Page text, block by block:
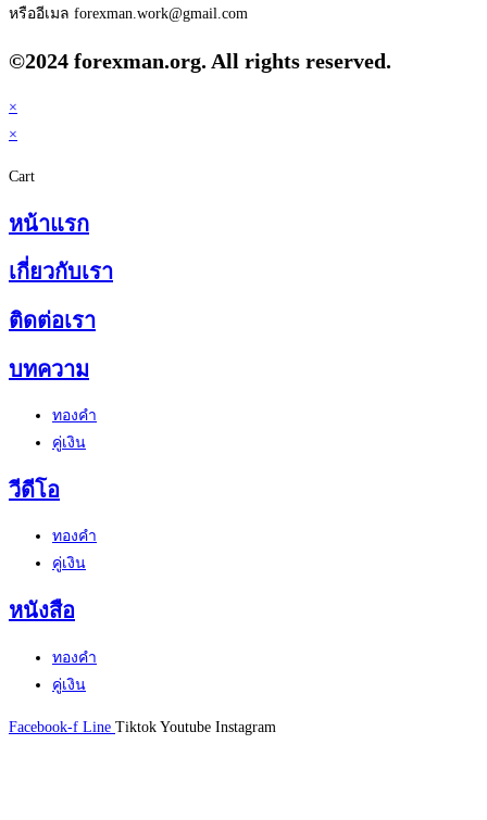
หรืออีเมล forexman.work@gmail.com
©2024 forexman.org. All rights reserved.
×
×
Cart
หน้าแรก
เกี่ยวกับเรา
ติดต่อเรา
บทความ
ทองคำ
คู่เงิน
วีดีโอ
ทองคำ
คู่เงิน
หนังสือ
ทองคำ
คู่เงิน
Facebook-f Line Tiktok Youtube Instagram